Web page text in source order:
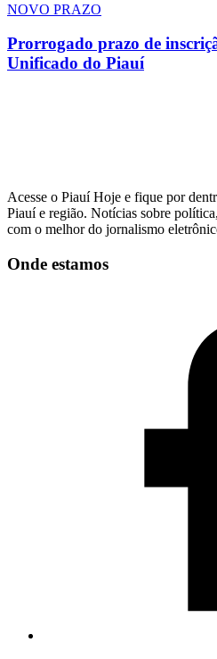
NOVO PRAZO
Prorrogado prazo de
Unificado do Piauí
Acesse o Piauí Hoje e fique por
Piauí e região. Notícias sobre
com o melhor do jornalismo
Onde estamos